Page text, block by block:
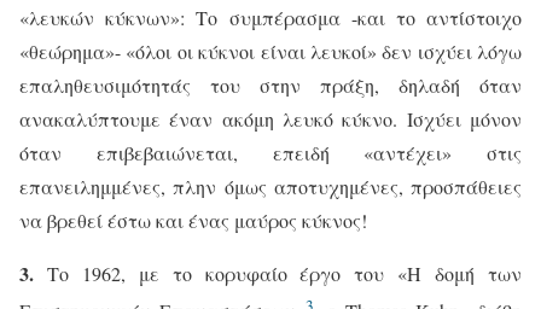
«λευκών κύκνων»: Το συμπέρασμα -και το αντίστοιχο
«θεώρημα»- «όλοι οι κύκνοι είναι λευκοί» δεν ισχύει λόγω
επαληθευσιμότητάς του στην πράξη, δηλαδή όταν
ανακαλύπτουμε έναν ακόμη λευκό κύκνο. Ισχύει μόνον
όταν επιβεβαιώνεται, επειδή «αντέχει» στις
επανειλημμένες, πλην όμως αποτυχημένες, προσπάθειες
να βρεθεί έστω και ένας μαύρος κύκνος!
3. Το 1962, με το κορυφαίο έργο του «Η δομή των